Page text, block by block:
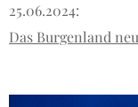
25.06.2024:
Das Burgenland